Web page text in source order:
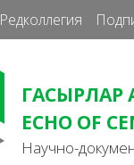
Редколлегия
ГАСЫРЛАР
ECHO OF
Научно-